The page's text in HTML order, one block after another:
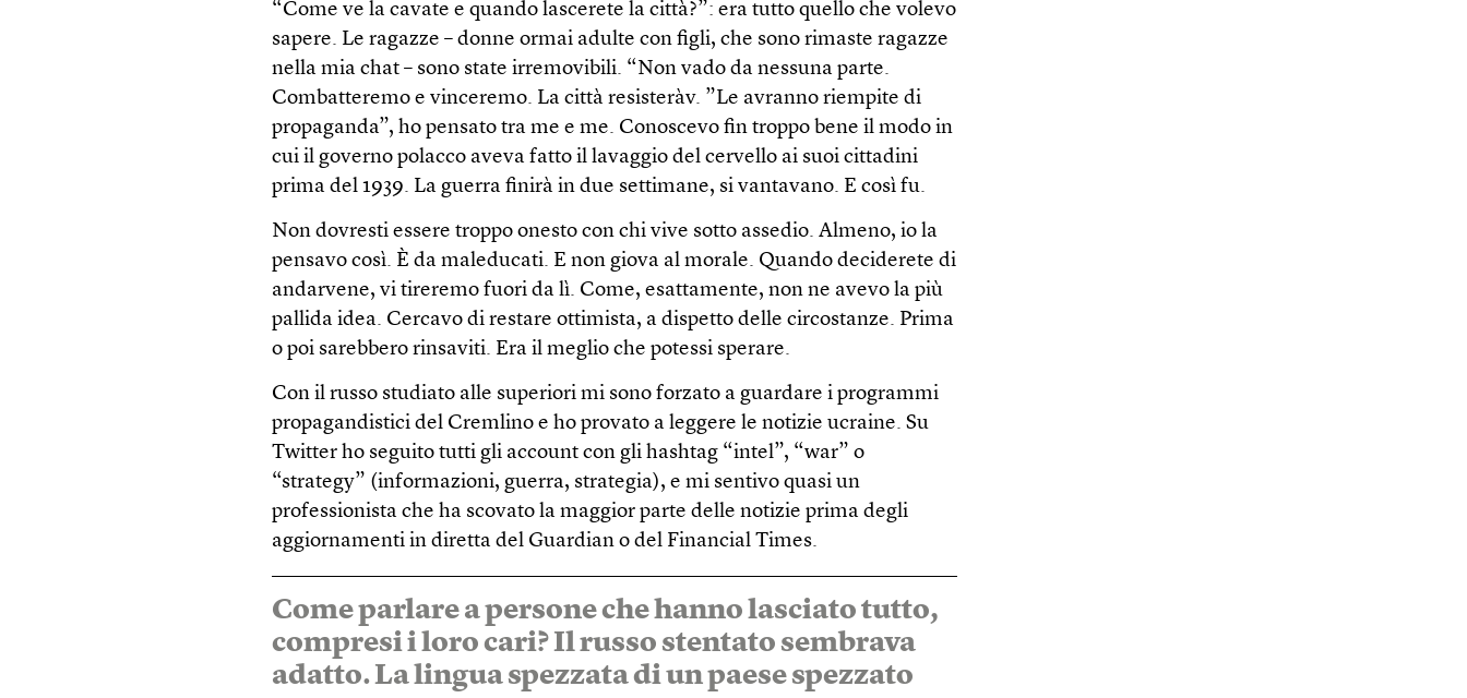
“Come ve la cavate e quando lascerete la città?”: era tutto quello che volevo
sapere. Le ragazze – donne ormai adulte con figli, che sono rimaste ragazze
nella mia chat – sono state irremovibili. “Non vado da nessuna parte.
Combatteremo e vinceremo. La città resisteràv. ”Le avranno riempite di
propaganda”, ho pensato tra me e me. Conoscevo fin troppo bene il modo in
cui il governo polacco aveva fatto il lavaggio del cervello ai suoi cittadini
prima del 1939. La guerra finirà in due settimane, si vantavano. E così fu.
Non dovresti essere troppo onesto con chi vive sotto assedio. Almeno, io la
pensavo così. È da maleducati. E non giova al morale. Quando deciderete di
andarvene, vi tireremo fuori da lì. Come, esattamente, non ne avevo la più
pallida idea. Cercavo di restare ottimista, a dispetto delle circostanze. Prima
o poi sarebbero rinsaviti. Era il meglio che potessi sperare.
Con il russo studiato alle superiori mi sono forzato a guardare i programmi
propagandistici del Cremlino e ho provato a leggere le notizie ucraine. Su
Twitter ho seguito tutti gli account con gli hashtag “intel”, “war” o
“strategy” (informazioni, guerra, strategia), e mi sentivo quasi un
professionista che ha scovato la maggior parte delle notizie prima degli
aggiornamenti in diretta del Guardian o del Financial Times.
Come parlare a persone che hanno lasciato tutto,
compresi i loro cari? Il russo stentato sembrava
adatto. La lingua spezzata di un paese spezzato